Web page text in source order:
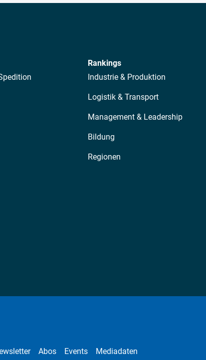
Rankings
Industrie & Produktion
Logistik & Transport
Management & Leadership
Bildung
Regionen
Abos Events Mediadaten